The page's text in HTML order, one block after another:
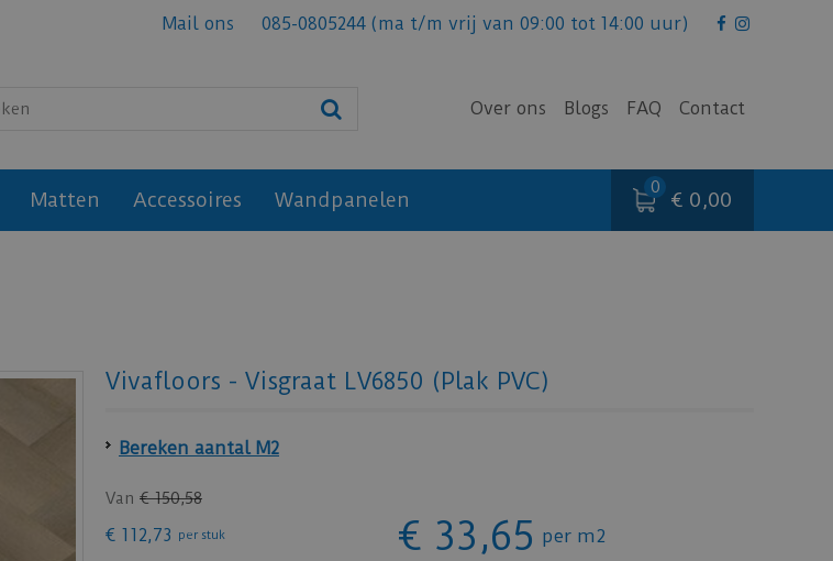
Mail ons 085-0805244 (ma t/m vrij van 09:00 tot 14:00 uur)
Over ons Blogs FAQ Contact
Matten Accessoires Wandpanelen € 0,00
Vivafloors - Visgraat LV6850 (Plak PVC)
Bereken aantal M2
Van € 150,58
€ 112,73 per stuk € 33,65 per m2